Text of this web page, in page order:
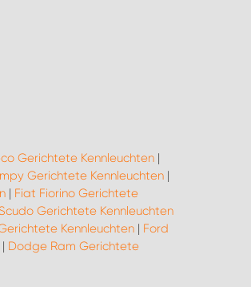
Gerichtete Kennleuchten|
Gerichtete Kennleuchten |
| Fiat Fiorino Gerichtete
Gerichtete Kennleuchten
Kennleuchten| Ford
| Dodge Ram Gerichtete